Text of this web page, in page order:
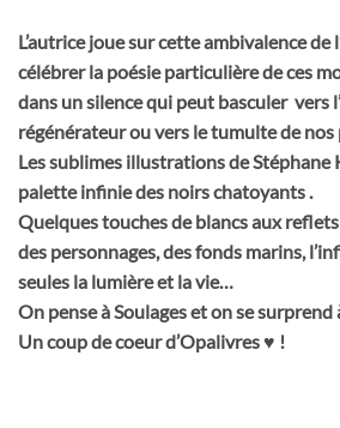
L’autrice joue sur cette ambivalence de
célébrer la poésie particulière de ces
dans un silence qui peut basculer vers
régénérateur ou vers le tumulte de
Les sublimes illustrations de
palette infinie des noirs chatoyants .
Quelques touches de blancs aux
des personnages, des fonds marins,
seules la lumière et la vie…
On pense à Soulages et on se
Un coup de coeur d’Opalivres ♥ !